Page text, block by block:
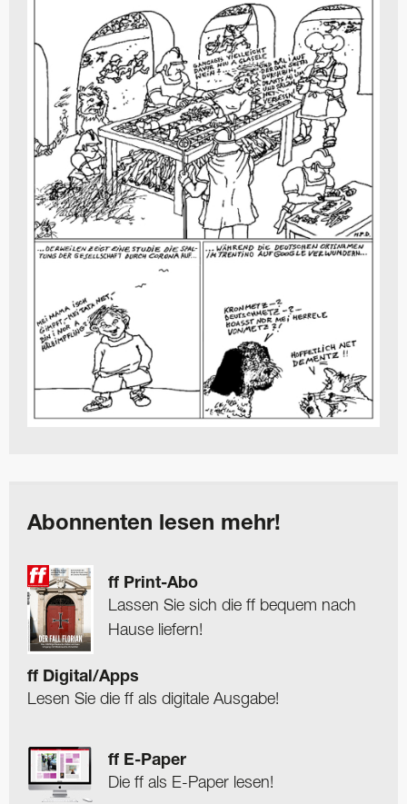
Abonnenten lesen mehr!
ff Print-Abo
Lassen Sie sich die ff bequem nach
Hause liefern!
ff Digital/Apps
Lesen Sie die ff als digitale Ausgabe!
ff E-Paper
Die ff als E-Paper lesen!